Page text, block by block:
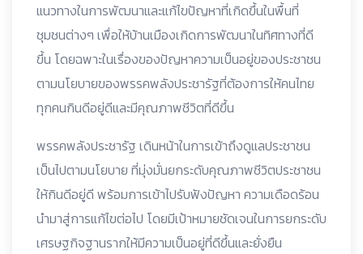
แนวทางในการพัฒนาและแก้ไขปัญหาที่เกิดขึ้นในพื้นที่
ชุมชนต่างๆ เพื่อให้บ้านเมืองเกิดการพัฒนาในทิศทางที่ดี
ขึ้น โดยฉพาะในเรื่องของปัญหาความเป็นอยู่ของประชาชน
ตามนโยบายของพรรคพลังประชารัฐที่ต้องการให้คนไทย
ทุกคนกินดีอยู่ดีและมีคุณภาพชีวิตที่ดีขึ้น
พรรคพลังประชารัฐ เดินหน้าในการเข้าถึงดูแลประชาชน
เป็นไปตามนโยบาย ที่มุ่งมั่นยกระดับคุณภาพชีวิตประชาชน
ให้กินดีอยู่ดี พร้อมการเข้าไปรับฟังปัญหา ความเดือดร้อน
นำมาสู่การแก้ไขต่อไป โดยมีเป้าหมายชัดเจนในการยกระดับ
เศรษฐกิจฐานรากให้มีความเป็นอยู่ที่ดีขึ้นและยั่งยืน